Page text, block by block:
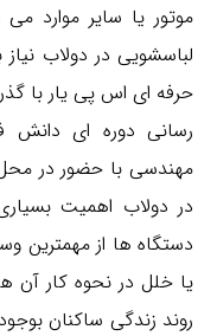
موتور یا سایر موارد
لباسشویی در دولاب
حرفه ای اس پی یار با
رسانی دوره ای دانش
مهندسی با حضور در
در دولاب اهمیت
دستگاه ها از مهمترین
یا خلل در نحوه کار آن
روند زندگی ساکنان بوجود